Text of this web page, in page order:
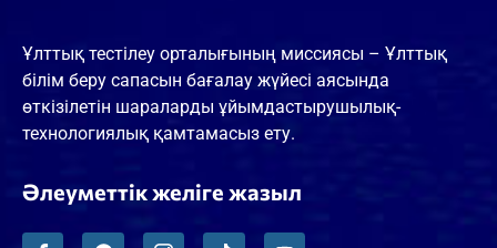
Ұлттық тестілеу орталығының миссиясы – Ұлттық
білім беру сапасын бағалау жүйесі аясында
өткізілетін шараларды ұйымдастырушылық-
технологиялық қамтамасыз ету.
Әлеуметтік желіге жазыл